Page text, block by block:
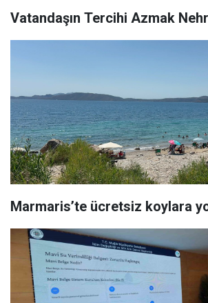
Vatandaşın Tercihi Azmak
Marmaris’te ücretsiz koylara